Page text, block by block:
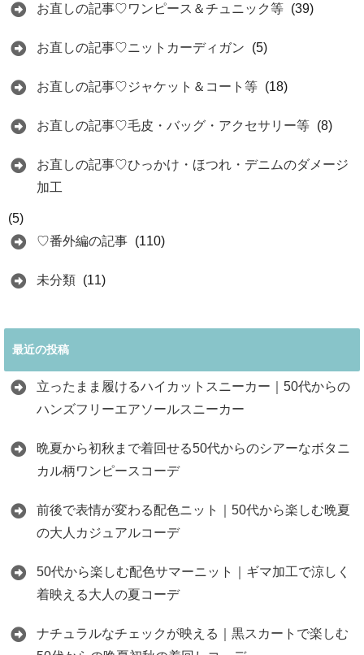
お直しの記事♡ワンピース＆チュニック等 (39)
お直しの記事♡ニットカーディガン (5)
お直しの記事♡ジャケット＆コート等 (18)
お直しの記事♡毛皮・バッグ・アクセサリー等 (8)
お直しの記事♡ひっかけ・ほつれ・デニムのダメージ
加工
(5)
♡番外編の記事 (110)
未分類 (11)
最近の投稿
立ったまま履けるハイカットスニーカー｜50代からの
ハンズフリーエアソールスニーカー
晩夏から初秋まで着回せる50代からのシアーなボタニ
カル柄ワンピースコーデ
前後で表情が変わる配色ニット｜50代から楽しむ晩夏
の大人カジュアルコーデ
50代から楽しむ配色サマーニット｜ギマ加工で涼しく
着映える大人の夏コーデ
ナチュラルなチェックが映える｜黒スカートで楽しむ